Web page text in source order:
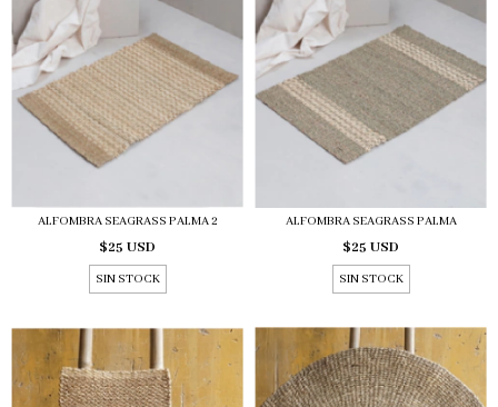
ALFOMBRA SEAGRASS PALMA 2
$25 USD
SIN STOCK
ALFOMBRA SEAGRASS PALMA
$25 USD
SIN STOCK